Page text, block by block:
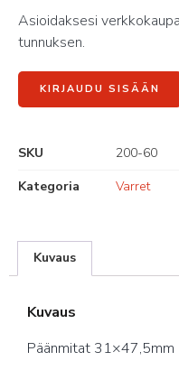
Asioidaksesi
tunnuksen.
KIRJAUDU SISÄÄN
SKU
200-60
Kategoria
Varret
Kuvaus
Kuvaus
Päänmitat 31×47,5mm